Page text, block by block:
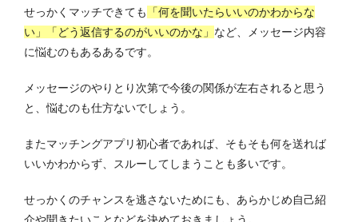
せっかくマッチできても
「何を聞いたらいいのかわからな
い」「どう返信するのがいいのかな」 など、メッセージ内容
に悩むのもあるあるです。
メッセージのやりとり次第で今後の関係が左右されると思う
と、悩むのも仕方ないでしょう。
またマッチングアプリ初心者であれば、そもそも何を送れば
いいかわからず、スルーしてしまうことも多いです。
せっかくのチャンスを逃さないためにも、あらかじめ自己紹
介や聞きたいことなどを決めておきましょう。